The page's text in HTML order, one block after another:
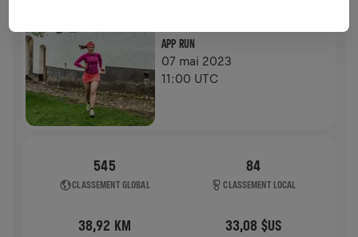
APP RUN
07 mai 2023
11:00 UTC
545
CLASSEMENT GLOBAL
84
CLASSEMENT LOCAL
38,92 KM 33,08 $US